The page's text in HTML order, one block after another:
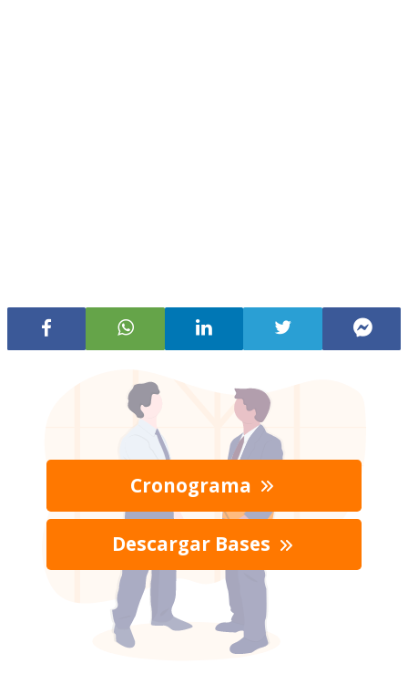
Cronograma
Descargar Bases